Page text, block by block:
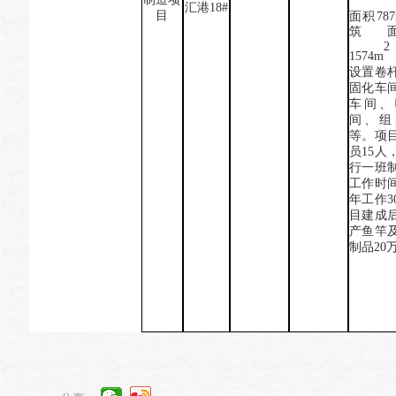
目
汇港18#
面积787
筑
1574m
2
设置卷
固化车
车间
间、
等。项
员15人
行一班
工作时
年工作
目建成
产鱼竿
制品20